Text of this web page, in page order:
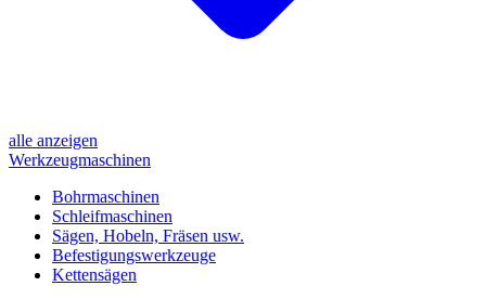
alle anzeigen
Werkzeugmaschinen
Bohrmaschinen
Schleifmaschinen
Sägen, Hobeln, Fräsen usw.
Befestigungswerkzeuge
Kettensägen